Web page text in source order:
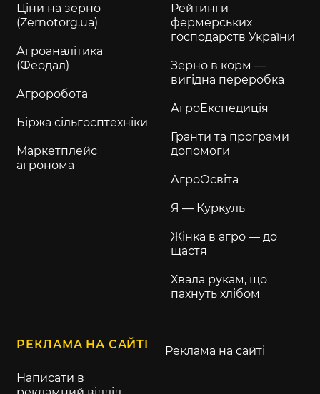
Ціни на зерно
(Zernotorg.ua)
Агроаналітика
(Феодал)
Агроробота
Біржа сільгосптехніки
Маркетплейс
агронома
Рейтинги
фермерських
господарств України
Зерно в корм —
вигідна переробка
АгроЕкспедиція
Гранти та програми
допомоги
АгроОсвіта
Я — Куркуль
Жінка в агро — до
щастя
Хвала рукам, що
пахнуть хлібом
РЕКЛАМА НА САЙТІ
Написати в
Реклама на сайті